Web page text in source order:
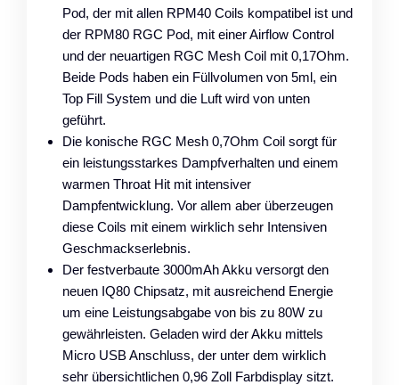
Pod, der mit allen RPM40 Coils kompatibel ist und
der RPM80 RGC Pod, mit einer Airflow Control
und der neuartigen RGC Mesh Coil mit 0,17Ohm.
Beide Pods haben ein Füllvolumen von 5ml, ein
Top Fill System und die Luft wird von unten
geführt.
Die konische RGC Mesh 0,7Ohm Coil sorgt für
ein leistungsstarkes Dampfverhalten und einem
warmen Throat Hit mit intensiver
Dampfentwicklung. Vor allem aber überzeugen
diese Coils mit einem wirklich sehr Intensiven
Geschmackserlebnis.
Der festverbaute 3000mAh Akku versorgt den
neuen IQ80 Chipsatz, mit ausreichend Energie
um eine Leistungsabgabe von bis zu 80W zu
gewährleisten. Geladen wird der Akku mittels
Micro USB Anschluss, der unter dem wirklich
sehr übersichtlichen 0,96 Zoll Farbdisplay sitzt.